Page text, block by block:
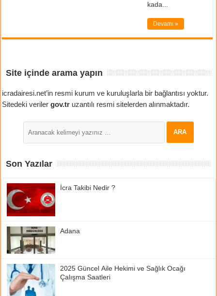
kada...
Devamı »
Site içinde arama yapın
icradairesi.net’in resmi kurum ve kuruluşlarla bir bağlantısı yoktur.
Sitedeki verilergov.tr uzantılı resmi sitelerden alınmaktadır.
Son Yazılar
İcra Takibi Nedir ?
Adana
2025 Güncel Aile Hekimi ve Sağlık Ocağı
Çalışma Saatleri